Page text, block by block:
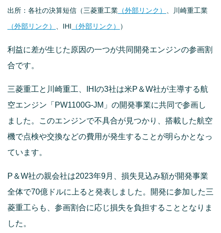
出所：各社の決算短信（三菱重工業 （外部リンク）
、川崎重工業
（外部リンク）
、IHI （外部リンク） ）
利益に差が生じた原因の一つが共同開発エンジンの参画割
合です。
三菱重工と川崎重工、IHIの3社は米P＆W社が主導する航
空エンジン「PW1100G-JM」の開発事業に共同で参画し
ました。このエンジンで不具合が見つかり、搭載した航空
機で点検や交換などの費用が発生することが明らかとなっ
ています。
P＆W社の親会社は2023年9月、損失見込み額が開発事業
全体で70億ドルに上ると発表しました。開発に参加した三
菱重工らも、参画割合に応じ損失を負担することとなりま
した。